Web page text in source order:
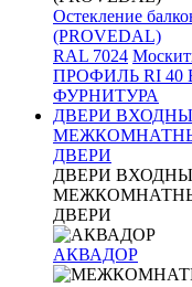
Остекление
(PROVEDAL)
RAL 7024
ПРОФИЛЬ RI 40
ФУРНИТУРА
ДВЕРИ
ДВЕРИ
ДВЕРИ
ДВЕРИ
АКВАДОР